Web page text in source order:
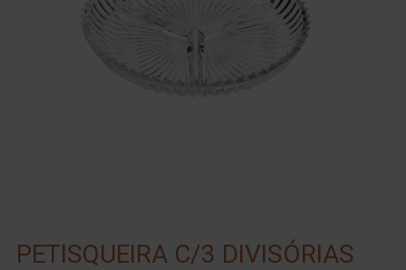
PETISQUEIRA C/3 DIVISÓRIAS